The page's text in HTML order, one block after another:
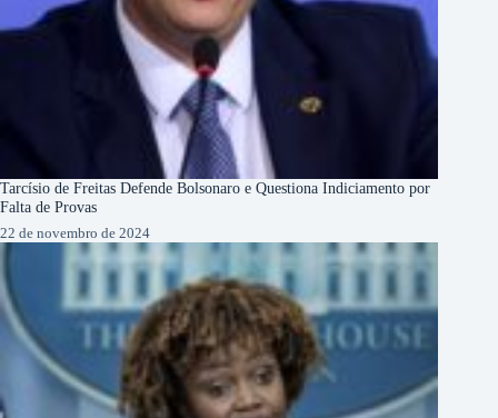
Tarcísio de Freitas Defende Bolsonaro e Questiona Indiciamento por
Falta de Provas
22 de novembro de 2024